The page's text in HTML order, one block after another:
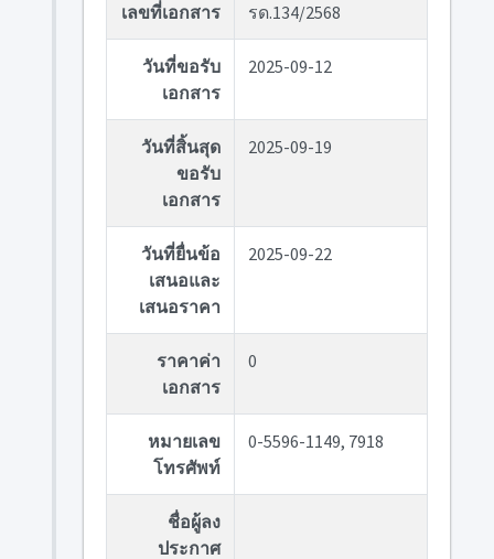
เลขที่เอกสาร รด.134/2568
วันที่ขอรับ
เอกสาร
2025-09-12
วันที่สิ้นสุด
ขอรับ
เอกสาร
2025-09-19
วันที่ยื่นข้อ
เสนอและ
เสนอราคา
2025-09-22
ราคาค่า
เอกสาร
0
หมายเลข
โทรศัพท์
0-5596-1149, 7918
ชื่อผู้ลง
ประกาศ